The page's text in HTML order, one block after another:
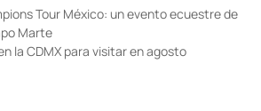
Tour México: un evento ecuestre de
Marte
la CDMX para visitar en agosto